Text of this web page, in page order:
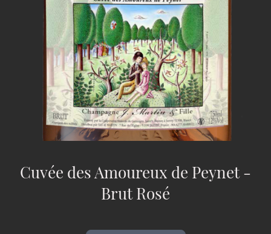
Cuvée des Amoureux de Peynet -
Brut Rosé